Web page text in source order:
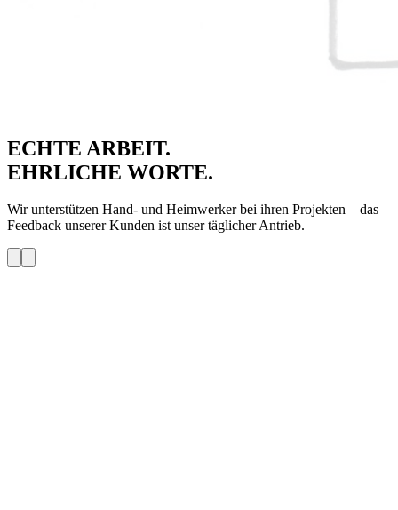
ECHTE ARBEIT.
EHRLICHE WORTE.
Wir unterstützen Hand- und Heimwerker bei ihren Projekten – das
Feedback unserer Kunden ist unser täglicher Antrieb.